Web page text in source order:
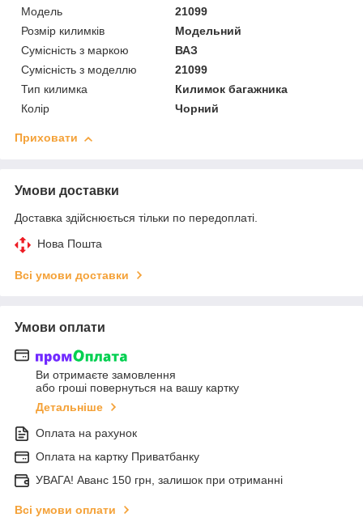
Модель
21099
Розмір килимків
Модельний
Сумісність з маркою
ВАЗ
Сумісність з моделлю
21099
Тип килимка
Килимок багажника
Колір
Чорний
Приховати
Умови доставки
Доставка здійснюється тільки по передоплаті.
Нова Пошта
Всі умови доставки
Умови оплати
Ви отримаєте замовлення
або гроші повернуться на вашу картку
Детальніше
Оплата на рахунок
Оплата на картку Приватбанку
УВАГА! Аванс 150 грн, залишок при отриманні
Всі умови оплати